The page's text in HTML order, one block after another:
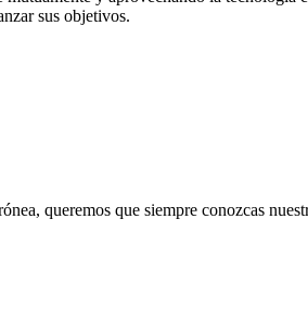
sus objetivos.
queremos que siempre conozcas